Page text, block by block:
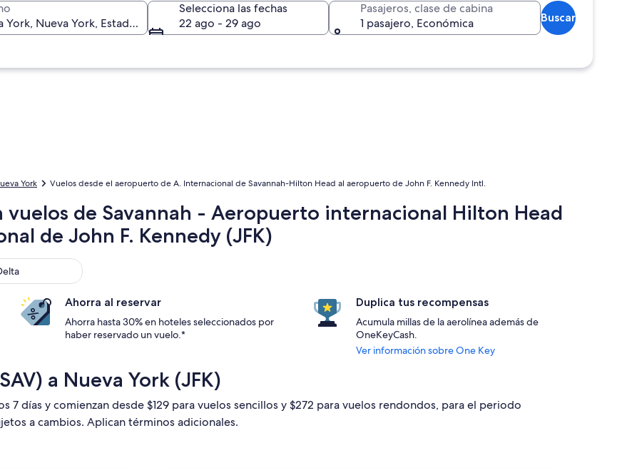
Selecciona las fechas
22 ago - 29 ago
Pasajeros, clase de cabina
1 pasajero, Económica
Buscar
York Vuelos desde el aeropuerto de A. Internacional de Savannah-Hilton Head al aeropuerto de John F. Kennedy Intl.
vuelos de Savannah - Aeropuerto internacional Hilton Head
de John F. Kennedy (JFK)
Ahorra al reservar
Ahorra hasta 30% en hoteles seleccionados por
haber reservado un vuelo.*
Duplica tus recompensas
Acumula millas de la aerolínea además de
OneKeyCash.
Ver información sobre One Key
a Nueva York (JFK)
días y comienzan desde $129 para vuelos sencillos y $272 para vuelos rendondos, para el periodo
a cambios. Aplican términos adicionales.